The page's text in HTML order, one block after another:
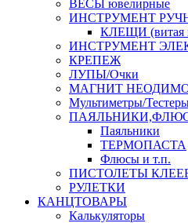
ВЕСЫ ювелирные
ИНСТРУМЕНТ
КЛЕЩИ (витая
ИНСТРУМЕНТ
КРЕПЕЖ
ЛУПЫ/Очки
МАГНИТ
Мультиметры/
Паяльники
ТЕРМОПАСТА
Флюсы и т.п.
ПИСТОЛЕТЫ
РУЛЕТКИ
КАНЦТОВАРЫ
Калькуляторы